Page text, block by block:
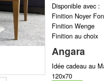
Disponible avec :
Finition Noyer
Finition Wenge
Finition au choix
Angara
Idée cadeau au
120x70